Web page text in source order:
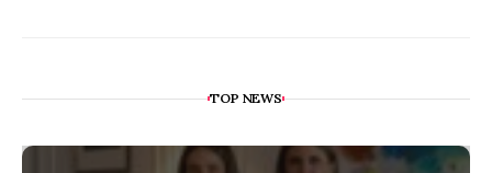
TOP NEWS